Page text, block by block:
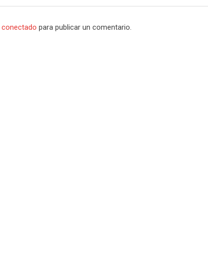
conectado para publicar un comentario.